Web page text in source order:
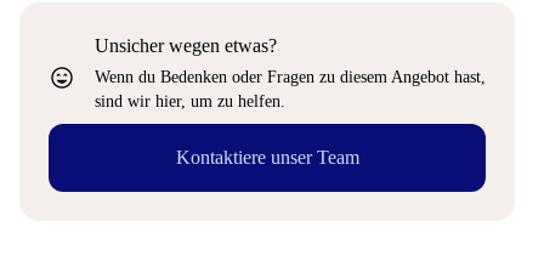
sentiment_very_satisfied
Unsicher wegen etwas?
Wenn du Bedenken oder Fragen zu diesem Angebot hast,
sind wir hier, um zu helfen.
Kontaktiere unser Team